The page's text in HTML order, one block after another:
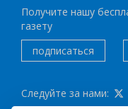
Получите нашу
газету
подписаться
Следуйте за нами: